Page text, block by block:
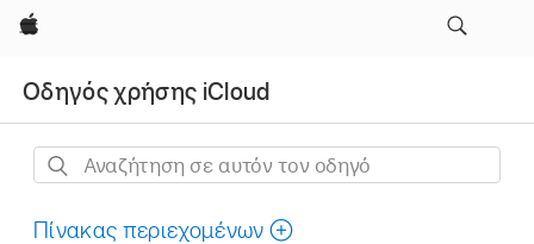
Apple
Οδηγός χρήσης iCloud
Αναζήτηση
αυτόν
Πίνακας περιεχομένων